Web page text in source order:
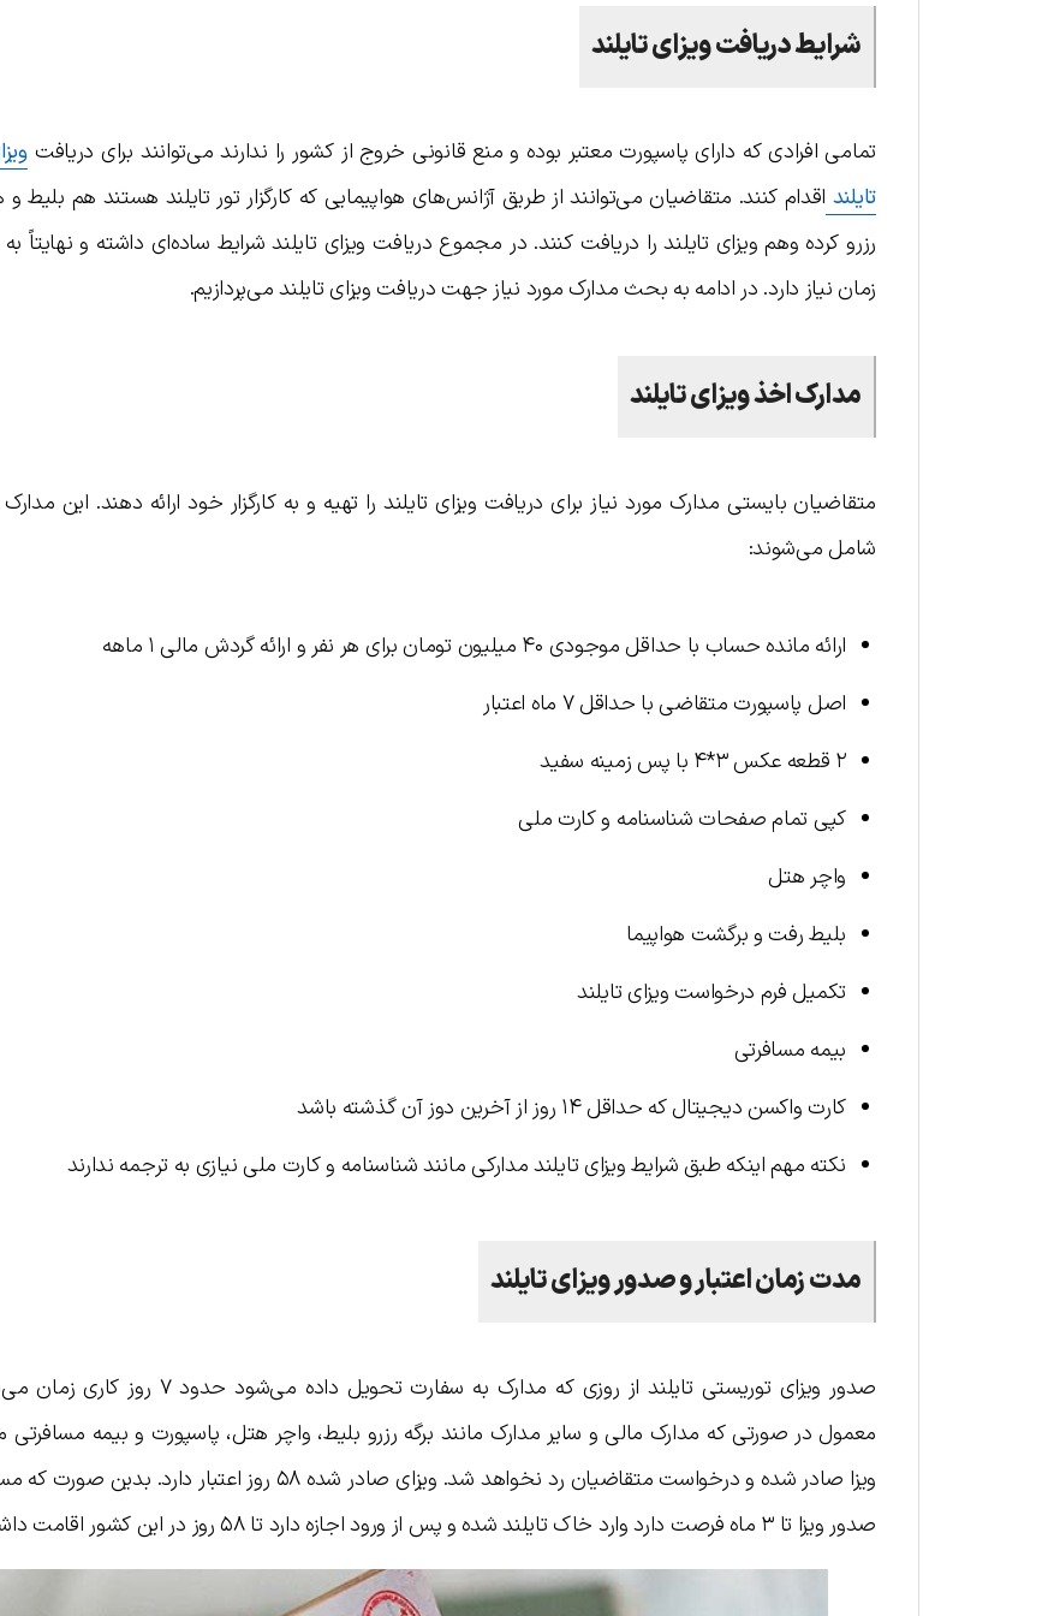
شرایط دریافت ویزای تایلند
تمامی افرادی که دارای پاسپورت معتبر بوده و منع قانونی خروج از کشور را ندارند می‌توانند برای دریافت
تایلند اقدام کنند. متقاضیان می‌توانند از طریق آژانس‌های هواپیمایی که کارگزار تور تایلند هستند هم بلیط
زمان نیاز دارد. در ادامه به بحث مدارک مورد نیاز جهت دریافت ویزای تایلند می‌پردازیم.
مدارک اخذ ویزای تایلند
متقاضیان بایستی مدارک مورد نیاز برای دریافت ویزای تایلند را تهیه و به کارگزار خود ارائه دهند. این مدارک
شامل می‌شوند:
ارائه مانده حساب با حداقل موجودی ۴۰ میلیون تومان برای هر نفر و ارائه گردش مالی ۱ ماهه
اصل پاسپورت متقاضی با حداقل ۷ ماه اعتبار
۲ قطعه عکس ۳*۴ با پس زمینه سفید
کپی تمام صفحات شناسنامه و کارت ملی
واچر هتل
بلیط رفت و برگشت هواپیما
تکمیل فرم درخواست ویزای تایلند
بیمه مسافرتی
کارت واکسن دیجیتال که حداقل ۱۴ روز از آخرین دوز آن گذشته باشد
نکته مهم اینکه طبق شرایط ویزای تایلند مدارکی مانند شناسنامه و کارت ملی نیازی به ترجمه ندارند
مدت زمان اعتبار و صدور ویزای تایلند
صدور ویزای توریستی تایلند از روزی که مدارک به سفارت تحویل
معمول در صورتی که مدارک مالی و سایر مدارک مانند برگه رزرو بلیط، واچر هتل، پاسپورت و بیمه مسافرتی
ویزا صادر شده و درخواست متقاضیان رد نخواهد شد. ویزای صادر شده ۵۸ روز اعتبار
صدور ویزا تا ۳ ماه فرصت دارد وارد خاک تایلند شده و پس از ورود اجازه دارد تا ۵۸ روز در این کشور اقامت داشته باشد.